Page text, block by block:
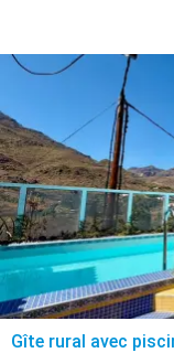
Gîte rural avec